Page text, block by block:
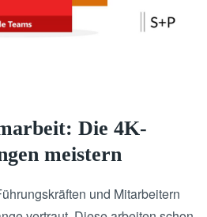
Die 4K-
meistern
und Mitarbeitern